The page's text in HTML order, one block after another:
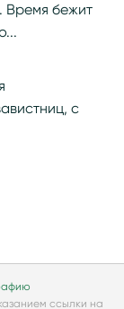
Время бежит
с
ссылки на